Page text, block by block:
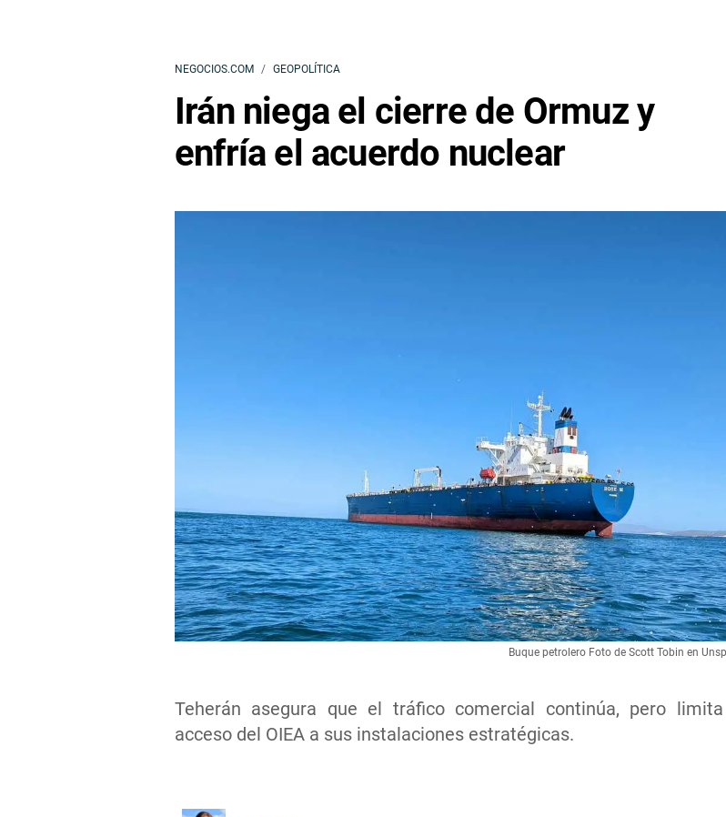
NEGOCIOS.COM GEOPOLÍTICA
Irán niega el cierre de Ormuz y
enfría el acuerdo nuclear
Teherán asegura que el tráfico comercial continúa, pero
acceso del OIEA a sus instalaciones estratégicas.
Buque petrolero Foto de Scott Tobin en